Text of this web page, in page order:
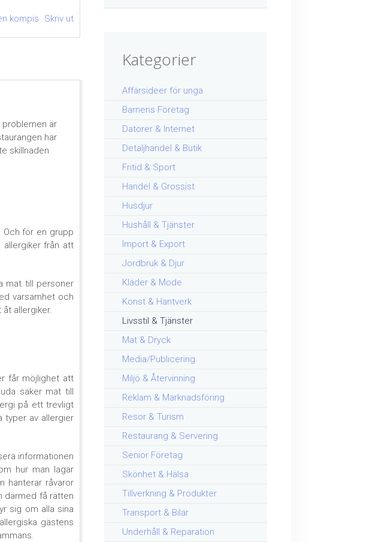
kompis Skriv ut
problemen är
har
skillnaden
Och för en grupp
allergiker från att
mat till personer
varsamhet och
allergiker.
får möjlighet att
säker mat till
på ett trevligt
typer av allergier
informationen
hur man lagar
hanterar råvaror
därmed få rätten
sig om alla sina
gästens
Kategorier
Affärsideer för unga
Barnens Företag
Datorer & Internet
Detaljhandel & Butik
Fritid & Sport
Handel & Grossist
Husdjur
Hushåll & Tjänster
Import & Export
Jordbruk & Djur
Kläder & Mode
Konst & Hantverk
Livsstil & Tjänster
Mat & Dryck
Media/Publicering
Miljö & Återvinning
Reklam & Marknadsföring
Resor & Turism
Restaurang & Servering
Senior Företag
Skönhet & Hälsa
Tillverkning & Produkter
Transport & Bilar
Underhåll & Reparation